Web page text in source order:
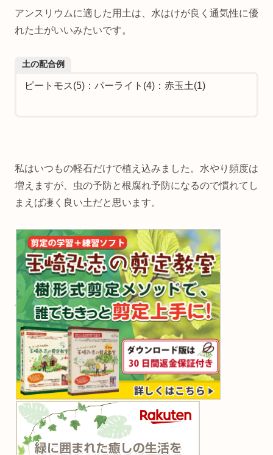
アンスリウムに適した用土は、水はけが良く通気性に優
れた土がいいみたいです。
土の配合例
ピートモス(5)：パーライト(4)：赤玉土(1)
私はいつもの軽石だけで植え込みました。水やり頻度は
増えますが、虫の予防と根腐れ予防になるので慣れてし
まえば凄く良い土だと思います。